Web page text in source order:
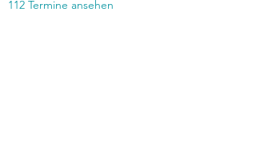
112 Termine ansehen